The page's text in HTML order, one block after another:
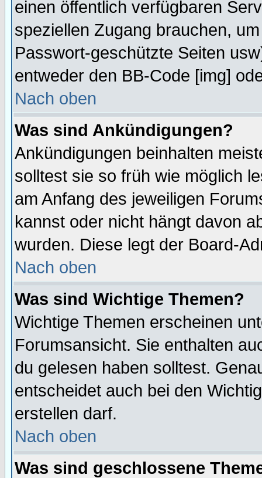
einen öffentlich verfügbaren
speziellen Zugang brauchen,
Passwort-geschützte Seiten
entweder den BB-Code [img]
Nach oben
Was sind Ankündigungen?
Ankündigungen beinhalten
solltest sie so früh wie möglich
am Anfang des jeweiligen
kannst oder nicht hängt davon
wurden. Diese legt der Board-
Nach oben
Was sind Wichtige Themen?
Wichtige Themen erscheinen
Forumsansicht. Sie enthalten
du gelesen haben solltest.
entscheidet auch bei den
erstellen darf.
Nach oben
Was sind geschlossene